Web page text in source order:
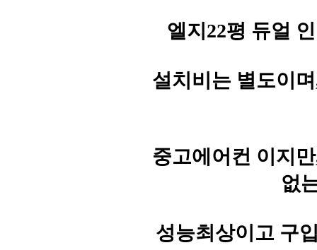
엘지22평 듀얼
설치비는 별도이
중고에어컨 이지
없
성능최상이고 구